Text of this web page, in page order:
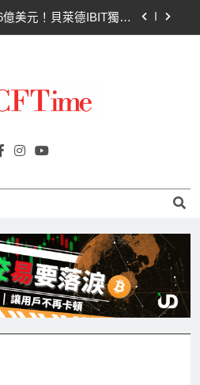
美元！貝萊德IBIT獨佔
線1,920成關鍵 期貨槓
桿比率逼近0.65
美元！貝萊德IBIT獨佔
發者免責與總統道德條
）、區塊鏈、NFT、加密貨